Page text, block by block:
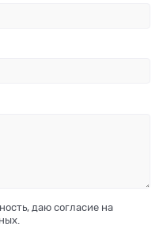
даю согласие на